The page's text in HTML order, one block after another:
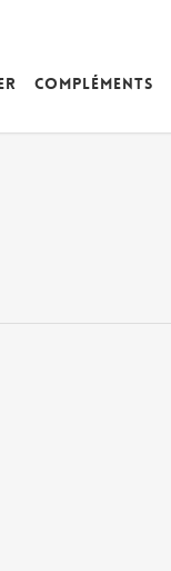
Compléments